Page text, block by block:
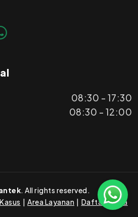
08:30 - 17:30
08:30 - 12:00
. All rights reserved.
Area Layanan Daftar Harga